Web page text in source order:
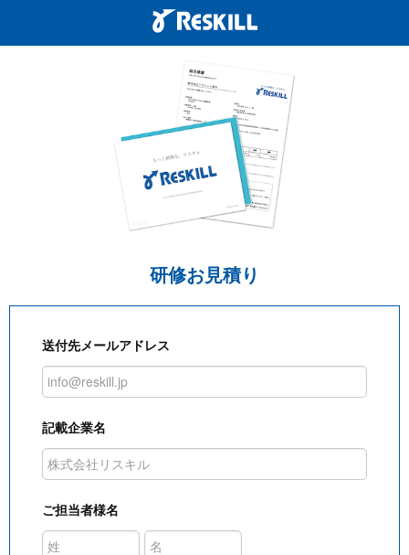
研修お見積り
送付先メールアドレス
記載企業名
ご担当者様名